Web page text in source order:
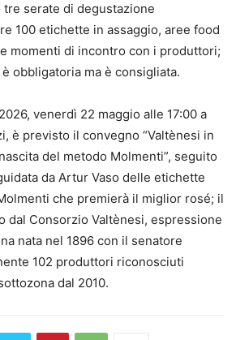
serate di degustazione
100 etichette in assaggio, aree food
momenti di incontro con i produttori;
obbligatoria ma è consigliata.
venerdì 22 maggio alle 17:00 a
è previsto il convegno “Valtènesi in
del metodo Molmenti”, seguito
da Artur Vaso delle etichette
che premierà il miglior rosé; il
dal Consorzio Valtènesi, espressione
nata nel 1896 con il senatore
102 produttori riconosciuti
dal 2010.